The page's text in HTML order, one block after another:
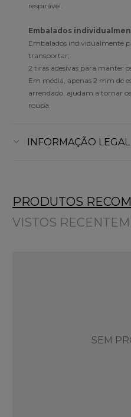
respirável.
Embalados
Embalados individualmente
transportar;
2 tiras adesivas para manter
Em média, apenas 2 mm de
arrendado, ajudam a tornar
roupa.
INFORMAÇÃO LEGAL
PRODUTOS
VISTOS
SEM